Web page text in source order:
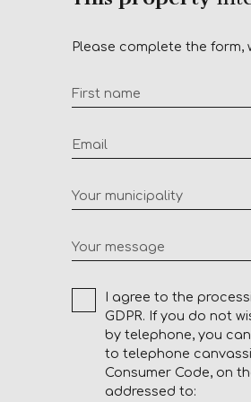
Please complete the form,
First name
Email
Your municipality
Your message
I agree to the
GDPR. If you do not
by telephone, you
to telephone
Consumer Code, on
addressed to: